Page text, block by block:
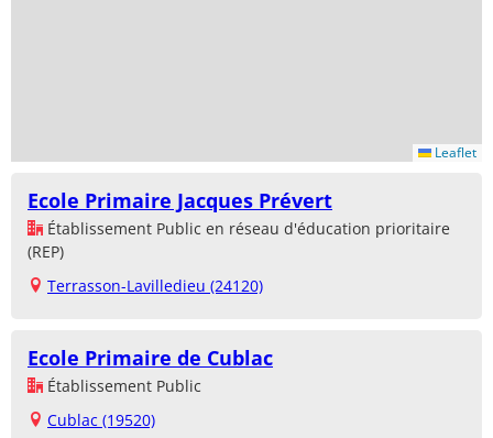
Leaflet
Ecole Primaire Jacques Prévert
Établissement Public en réseau d'éducation prioritaire
(REP)
Terrasson-Lavilledieu (24120)
Ecole Primaire de Cublac
Établissement Public
Cublac (19520)